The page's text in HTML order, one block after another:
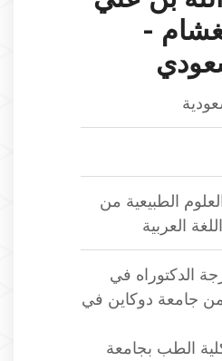
-
الطبيعية من
العربية
في
من جامعة دوكاين في
الطب بجامعة